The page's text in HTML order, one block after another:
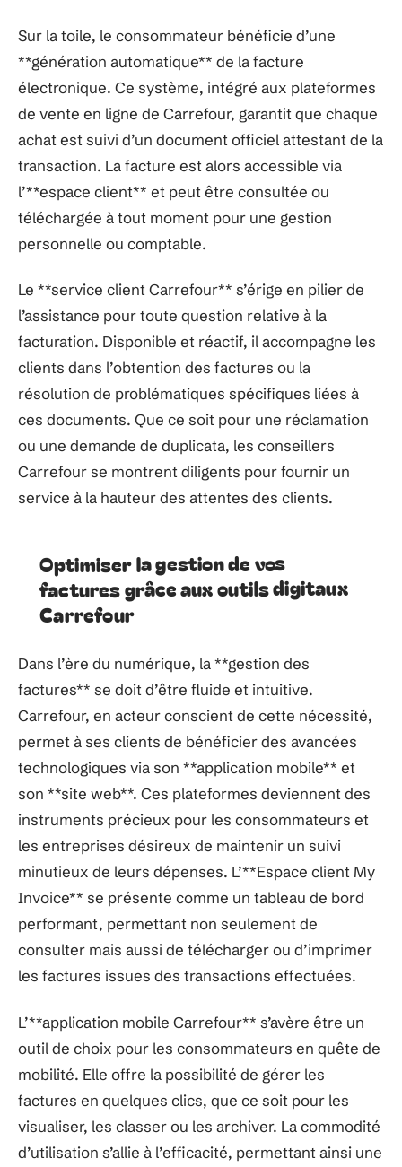
Sur la toile, le consommateur bénéficie d’une
**génération automatique** de la facture
électronique. Ce système, intégré aux plateformes
de vente en ligne de Carrefour, garantit que chaque
achat est suivi d’un document officiel attestant de la
transaction. La facture est alors accessible via
l’**espace client** et peut être consultée ou
téléchargée à tout moment pour une gestion
personnelle ou comptable.
Le **service client Carrefour** s’érige en pilier de
l’assistance pour toute question relative à la
facturation. Disponible et réactif, il accompagne les
clients dans l’obtention des factures ou la
résolution de problématiques spécifiques liées à
ces documents. Que ce soit pour une réclamation
ou une demande de duplicata, les conseillers
Carrefour se montrent diligents pour fournir un
service à la hauteur des attentes des clients.
Optimiser la gestion de vos
factures grâce aux outils digitaux
Carrefour
Dans l’ère du numérique, la **gestion des
factures** se doit d’être fluide et intuitive.
Carrefour, en acteur conscient de cette nécessité,
permet à ses clients de bénéficier des avancées
technologiques via son **application mobile** et
son **site web**. Ces plateformes deviennent des
instruments précieux pour les consommateurs et
les entreprises désireux de maintenir un suivi
minutieux de leurs dépenses. L’**Espace client My
Invoice** se présente comme un tableau de bord
performant, permettant non seulement de
consulter mais aussi de télécharger ou d’imprimer
les factures issues des transactions effectuées.
L’**application mobile Carrefour** s’avère être un
outil de choix pour les consommateurs en quête de
mobilité. Elle offre la possibilité de gérer les
factures en quelques clics, que ce soit pour les
visualiser, les classer ou les archiver. La commodité
d’utilisation s’allie à l’efficacité, permettant ainsi une